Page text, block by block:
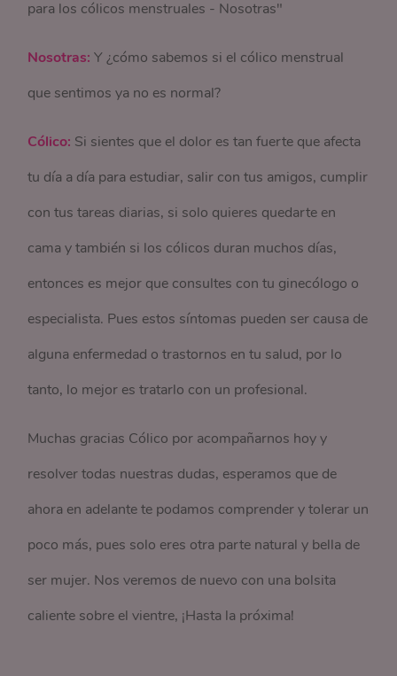
para los cólicos menstruales - Nosotras"
Nosotras: Y ¿cómo sabemos si el cólico menstrual
que sentimos ya no es normal?
Cólico: Si sientes que el dolor es tan fuerte que afecta
tu día a día para estudiar, salir con tus amigos, cumplir
con tus tareas diarias, si solo quieres quedarte en
cama y también si los cólicos duran muchos días,
entonces es mejor que consultes con tu ginecólogo o
especialista. Pues estos síntomas pueden ser causa de
alguna enfermedad o trastornos en tu salud, por lo
tanto, lo mejor es tratarlo con un profesional.
Muchas gracias Cólico por acompañarnos hoy y
resolver todas nuestras dudas, esperamos que de
ahora en adelante te podamos comprender y tolerar un
poco más, pues solo eres otra parte natural y bella de
ser mujer. Nos veremos de nuevo con una bolsita
caliente sobre el vientre, ¡Hasta la próxima!